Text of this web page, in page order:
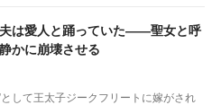
は愛人と踊っていた――聖女と呼
かに崩壊させる
して王太子ジークフリートに嫁がされ